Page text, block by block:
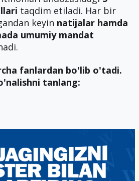
taqdim etiladi. Har bir
keyin natijalar hamda
umumiy mandat
fanlardan bo'lib o'tadi.
tanlang: